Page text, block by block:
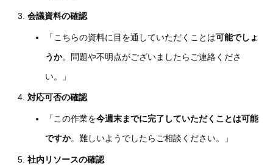
会議資料の確認
「こちらの資料に目を通していただくことは可能でしょ
うか。問題や不明点がございましたらご連絡くださ
い。」
対応可否の確認
「この作業を今週末までに完了していただくことは可能
ですか。難しいようでしたらご相談ください。」
社内リソースの確認